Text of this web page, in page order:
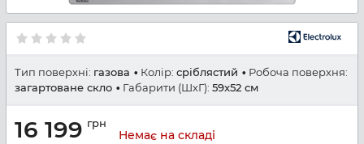
Тип поверхні: газова Колір: сріблястий
Робоча поверхня:
загартоване скло
Габарити (ШхГ): 59x52 см
16 199 грн
Немає на складі